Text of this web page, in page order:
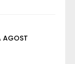
AGOST